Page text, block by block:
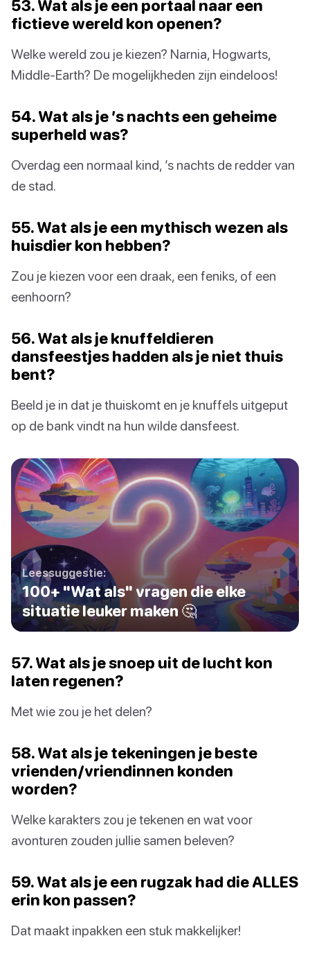
53. Wat als je een portaal naar een
fictieve wereld kon openen?
Welke wereld zou je kiezen? Narnia, Hogwarts,
Middle-Earth? De mogelijkheden zijn eindeloos!
54. Wat als je ’s nachts een geheime
superheld was?
Overdag een normaal kind, ’s nachts de redder van
de stad.
55. Wat als je een mythisch wezen als
huisdier kon hebben?
Zou je kiezen voor een draak, een feniks, of een
eenhoorn?
56. Wat als je knuffeldieren
dansfeestjes hadden als je niet thuis
bent?
Beeld je in dat je thuiskomt en je knuffels uitgeput
op de bank vindt na hun wilde dansfeest.
Leessuggestie:
100+ "Wat als" vragen die elke
situatie leuker maken 🤔
57. Wat als je snoep uit de lucht kon
laten regenen?
Met wie zou je het delen?
58. Wat als je tekeningen je beste
vrienden/vriendinnen konden
worden?
Welke karakters zou je tekenen en wat voor
avonturen zouden jullie samen beleven?
59. Wat als je een rugzak had die ALLES
erin kon passen?
Dat maakt inpakken een stuk makkelijker!